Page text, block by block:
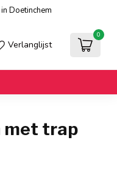
Doetinchem
Verlanglijst
0
met trap